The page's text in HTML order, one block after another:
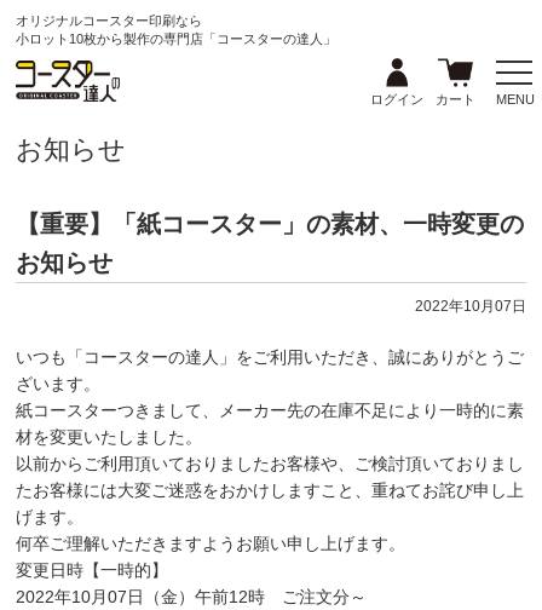
オリジナルコースター印刷なら
小ロット10枚から製作の専門店「コースターの達人」
ログイン カート MENU
お知らせ
【重要】「紙コースター」の素材、一時変更の
お知らせ
2022年10月07日
いつも「コースターの達人」をご利用いただき、誠にありがとうご
ざいます。
紙コースターつきまして、メーカー先の在庫不足により一時的に素
材を変更いたしました。
以前からご利用頂いておりましたお客様や、ご検討頂いておりまし
たお客様には大変ご迷惑をおかけしますこと、重ねてお詫び申し上
げます。
何卒ご理解いただきますようお願い申し上げます。
変更日時【一時的】
2022年10月07日（金）午前12時 ご注文分～